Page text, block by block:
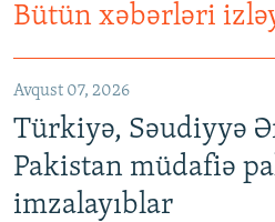
Bütün xəbərləri
Avqust 07, 2026
Türkiyə, Səudiyyə
Pakistan müdafiə
imzalayıblar